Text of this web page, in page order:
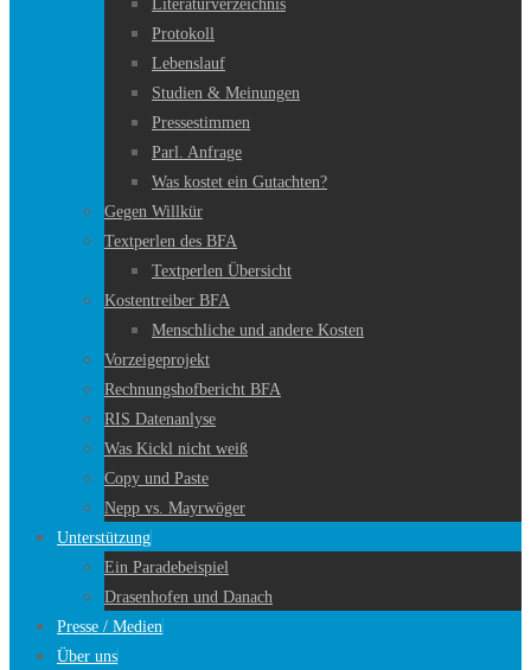
Literaturverzeichnis
Protokoll
Lebenslauf
Studien & Meinungen
Pressestimmen
Parl. Anfrage
Was kostet ein Gutachten?
Gegen Willkür
Textperlen des BFA
Textperlen Übersicht
Kostentreiber BFA
Menschliche und andere Kosten
Vorzeigeprojekt
Rechnungshofbericht BFA
RIS Datenanlyse
Was Kickl nicht weiß
Copy und Paste
Nepp vs. Mayrwöger
Unterstützung
Ein Paradebeispiel
Drasenhofen und Danach
Presse / Medien
Über uns